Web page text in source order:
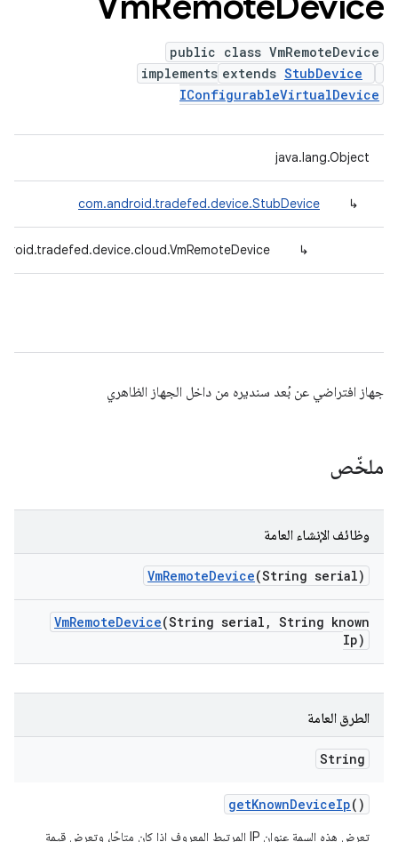
public class VmRemoteDevice
extends StubDevice
implements
IConfigurableVirtualDevice
java.lang.Object
↳
com.android.tradefed.device.StubDevice
↳
جهاز افتراضي عن بُعد سنديره من داخل الجهاز الظاهري
ملخّص
وظائف الإنشاء العامة
VmRemoteDevice(String serial)
VmRemoteDevice(String serial , String known
Ip)
الطرق العامة
String
getKnownDeviceIp()
تعرِض هذه السمة عنوان IP المرتبط المعروف إذا كان متاحًا، وتعرِض قيمة